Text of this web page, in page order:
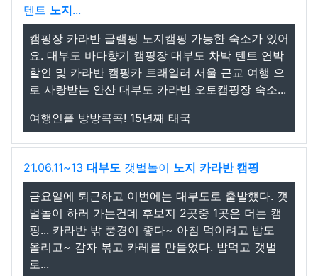
텐트 노지...
캠핑장 카라반 글램핑 노지캠핑 가능한 숙소가 있어
요. 대부도 바다향기 캠핑장 대부도 차박 텐트 연박
할인 및 카라반 캠핑카 트래일러 서울 근교 여행 으
로 사랑받는 안산 대부도 카라반 오토캠핑장 숙소...
여행인플 방방콕콕! 15년째 태국
21.06.11~13 대부도 갯벌놀이 노지 카라반 캠핑
금요일에 퇴근하고 이번에는 대부도로 출발했다. 갯
벌놀이 하러 가는건데 후보지 2곳중 1곳은 더는 캠
핑... 카라반 밖 풍경이 좋다~ 아침 먹이려고 밥도
올리고~ 감자 볶고 카레를 만들었다. 밥먹고 갯벌
로...